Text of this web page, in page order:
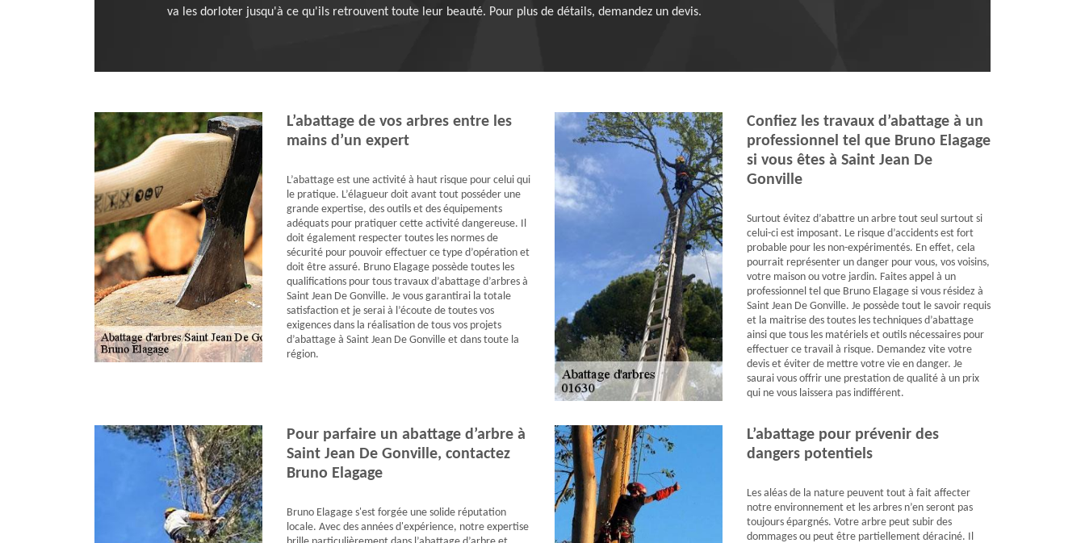
va les dorloter jusqu'à ce qu'ils retrouvent toute leur beauté. Pour plus de détails, demandez un devis.
L’abattage de vos arbres entre les
mains d’un expert
L’abattage est une activité à haut risque pour celui qui
le pratique. L’élagueur doit avant tout posséder une
grande expertise, des outils et des équipements
adéquats pour pratiquer cette activité dangereuse. Il
doit également respecter toutes les normes de
sécurité pour pouvoir effectuer ce type d’opération et
doit être assuré. Bruno Elagage possède toutes les
qualifications pour tous travaux d’abattage d’arbres à
Saint Jean De Gonville. Je vous garantirai la totale
satisfaction et je serai à l’écoute de toutes vos
exigences dans la réalisation de tous vos projets
d’abattage à Saint Jean De Gonville et dans toute la
région.
Confiez les travaux d’abattage à un
professionnel tel que Bruno Elagage
si vous êtes à Saint Jean De
Gonville
Surtout évitez d’abattre un arbre tout seul surtout si
celui-ci est imposant. Le risque d’accidents est fort
probable pour les non-expérimentés. En effet, cela
pourrait représenter un danger pour vous, vos voisins,
votre maison ou votre jardin. Faites appel à un
professionnel tel que Bruno Elagage si vous résidez à
Saint Jean De Gonville. Je possède tout le savoir requis
et la maitrise des toutes les techniques d’abattage
ainsi que tous les matériels et outils nécessaires pour
effectuer ce travail à risque. Demandez vite votre
devis et éviter de mettre votre vie en danger. Je
saurai vous offrir une prestation de qualité à un prix
qui ne vous laissera pas indifférent.
Pour parfaire un abattage d’arbre à
Saint Jean De Gonville, contactez
Bruno Elagage
Bruno Elagage s'est forgée une solide réputation
locale. Avec des années d'expérience, notre expertise
L’abattage pour prévenir des
dangers potentiels
Les aléas de la nature peuvent tout à fait affecter
notre environnement et les arbres n’en seront pas
toujours épargnés. Votre arbre peut subir des
dommages ou peut être partiellement déraciné. Il